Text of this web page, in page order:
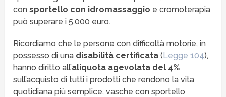
consportello con idromassaggio e cromoterapia
può superare i 5.000 euro.
Ricordiamo che le persone con difficoltà motorie, in
possesso di una disabilità certificata (Legge 104),
hanno diritto all’aliquota agevolata del 4%
sull’acquisto di tutti i prodotti che rendono la vita
quotidiana più semplice, vasche con sportello